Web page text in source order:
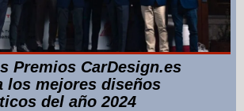
Premios CarDesign.es
los mejores diseños
del año 2024